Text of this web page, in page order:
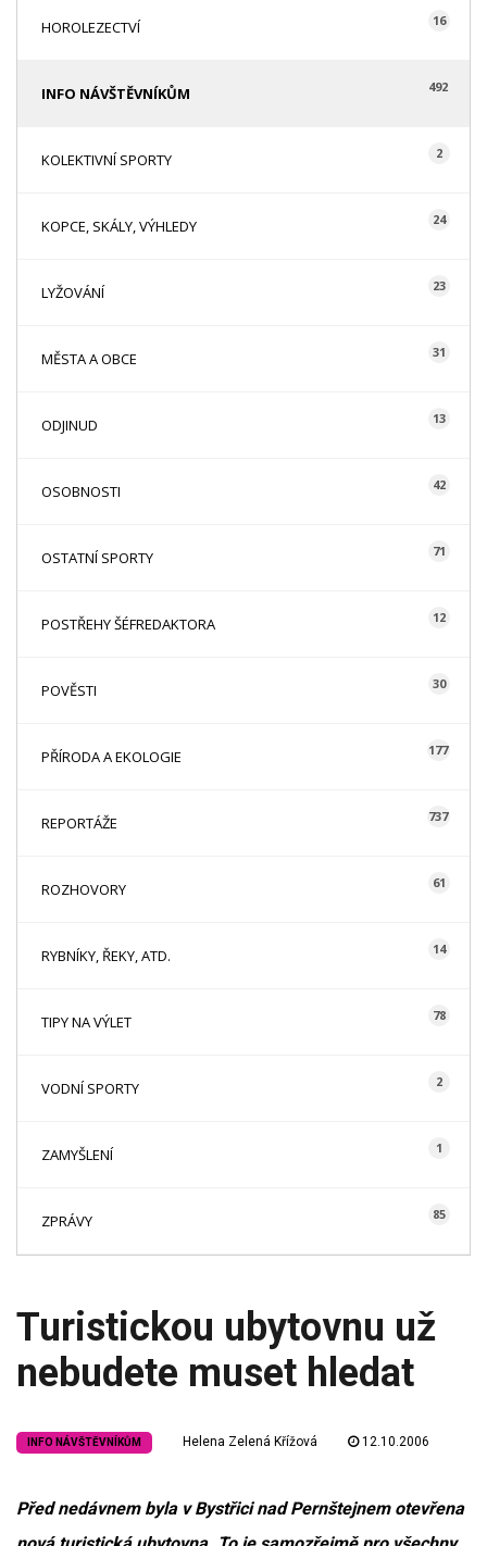
HOROLEZECTVÍ 16
INFO NÁVŠTĚVNÍKŮM 492
KOLEKTIVNÍ SPORTY 2
KOPCE, SKÁLY, VÝHLEDY 24
LYŽOVÁNÍ 23
MĚSTA A OBCE 31
ODJINUD 13
OSOBNOSTI 42
OSTATNÍ SPORTY 71
POSTŘEHY ŠÉFREDAKTORA 12
POVĚSTI 30
PŘÍRODA A EKOLOGIE 177
REPORTÁŽE 737
ROZHOVORY 61
RYBNÍKY, ŘEKY, ATD. 14
TIPY NA VÝLET 78
VODNÍ SPORTY 2
ZAMYŠLENÍ 1
ZPRÁVY 85
Turistickou ubytovnu už
nebudete muset hledat
INFO NÁVŠTĚVNÍKŮM Helena Zelená Křížová 12.10.2006
Před nedávnem byla v Bystřici nad Pernštejnem otevřena